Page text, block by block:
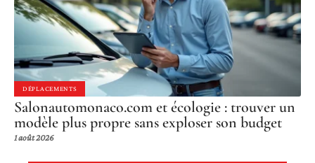
DÉPLACEMENTS
Salonautomonaco.com et écologie : trouver un
modèle plus propre sans exploser son budget
1 août 2026